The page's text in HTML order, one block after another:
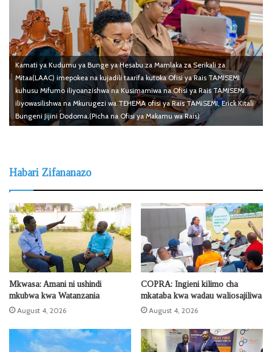
Kamati ya Kudumu ya Bunge ya Hesabu za Mamlaka za Serikali za
Mitaa(LAAC) imepokea na kujadili taarifa kutoka Ofisi ya Rais TAMISEMI
kuhusu Mifumo iliyoanzishwa na Kusimamiwa na Ofisi ya Rais TAMISEMI
iliyowasilishwa na Mkurugezi wa TEHEMA ofisi ya Rais TAMISEMI, Erick Kitali
Bungeni Jijini Dodoma.(Picha na Ofisi ya Makamu wa Rais)
Habari Zifananazo
Mkwasa: Amani ni ushindi
mkubwa kwa Watanzania
August 4, 2026
COPRA: Ingieni kilimo cha
mkataba kwa wadau waliosajiliwa
August 4, 2026